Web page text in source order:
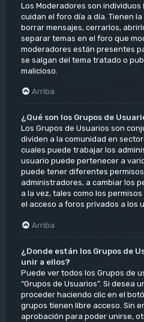
Los Moderadores son
cuidan el foro día a día. Tienen
borrar mensajes, cerrarlos,
separar temas en el foro que
moderadores están presentes
se salgan del tema tratado o
malicioso.
Arriba
¿Qué son los Grupos de
Los Grupos de Usuarios son
dividen a la comunidad en
cuales puede trabajar los
usuario puede pertenecer a
puede tener diferentes
administradores, a cambiar los
a la vez, tales como los
el acceso a foros privados a los
Arriba
¿Donde están los Grupos de
unir a ellos?
Puede ver todos los Grupos de
“Grupos de Usuarios”. Si desea
proceder haciendo clic en el
grupos tienen libre acceso. Sin
aprobación para poder unirse,